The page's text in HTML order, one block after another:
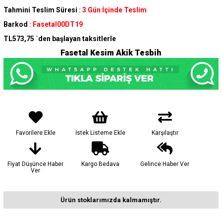
Tahmini Teslim Süresi : 3 Gün İçinde Teslim
Barkod : Fasetal00DT19
TL573,75 `den başlayan taksitlerle
Fasetal Kesim Akik Tesbih
Favorilere Ekle İstek Listeme Ekle Karşılaştır
Fiyat Düşünce Haber
Ver
Kargo Bedava Gelince Haber Ver
Ürün stoklarımızda kalmamıştır.